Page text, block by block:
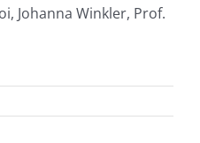
Johanna Winkler, Prof.